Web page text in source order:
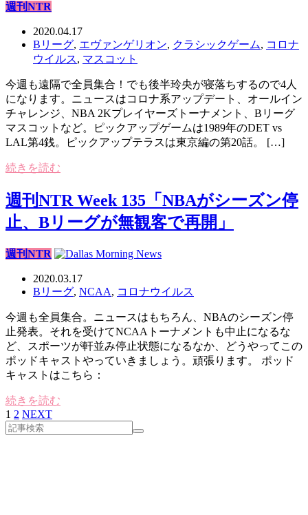
週刊NTR
2020.04.17
Bリーグ, エヴァンゲリオン, クラシックゲーム, コロナ
ウイルス, マスコット
今週も遠隔で全員集合！でも後半玲央が寝落ちするので4人
になります。ニュースはコロナ系アップデート、オールイン
チャレンジ、NBA 2Kプレイヤーズトーナメント、Bリーグ
マスコットなど。ピックアップゲームは1989年のDET vs
LAL第4銭。ピックアップテラスは東京編の第20話。 […]
続きを読む
週刊NTR Week 135「NBAがシーズン停
止、Bリーグが無観客で再開」
週刊NTR
2020.03.17
Bリーグ, NCAA, コロナウイルス
今週も全員集合。ニュースはもちろん、NBAのシーズン停
止発表。それを受けてNCAAトーナメントも中止になるな
ど、スポーツが軒並み停止状態になるなか、どうやってこの
ポッドキャストやっていきましょう。頑張ります。 ポッド
キャストはこちら：
続きを読む
1 2 NEXT